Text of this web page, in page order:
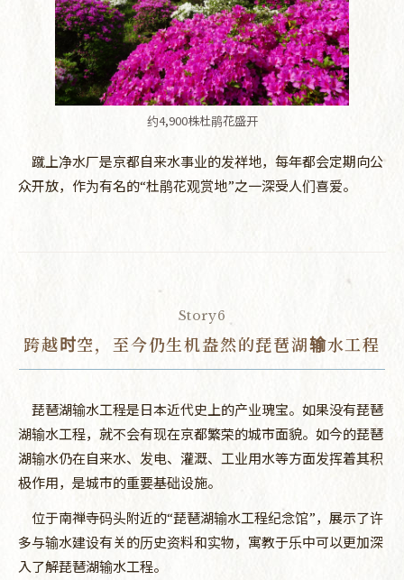
约4,900株杜鹃花盛开
蹴上净水厂是京都自来水事业的发祥地，每年都会定期向公
众开放，作为有名的“杜鹃花观赏地”之一深受人们喜爱。
Story6
跨越时空， 至今仍生机盎然的琵琶湖输水工程
琵琶湖输水工程是日本近代史上的产业瑰宝。如果没有琵琶
湖输水工程，就不会有现在京都繁荣的城市面貌。如今的琵琶
湖输水仍在自来水、发电、灌溉、工业用水等方面发挥着其积
极作用，是城市的重要基础设施。
位于南禅寺码头附近的“琵琶湖输水工程纪念馆”，展示了许
多与输水建设有关的历史资料和实物，寓教于乐中可以更加深
入了解琵琶湖输水工程。